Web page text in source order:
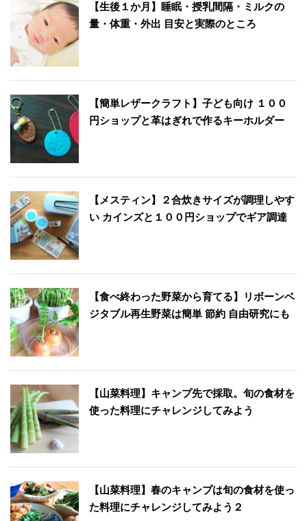
【生後１か月】睡眠・授乳間隔・ミルクの
量・体重・外出 目安と実際のところ
【簡単レザークラフト】子ども向け １００
円ショップと革はぎれで作るキーホルダー
【メスティン】２合炊きサイズが調理しやす
い カインズと１００円ショップでギア調達
【食べ終わった野菜から育てる】リボーンベ
ジタブル再生野菜は簡単 節約 自由研究にも
【山菜料理】キャンプ先で採取。旬の食材を
使った料理にチャレンジしてみよう
【山菜料理】春のキャンプは旬の食材を使っ
た料理にチャレンジしてみよう２